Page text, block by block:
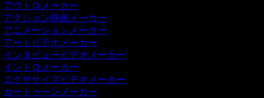
アウトロメーカー
アクション映画メーカー
アニメーションメーカー
アートビデオメーカー
インタビュービデオメーカー
イントロメーカー
エクササイズビデオメーカー
カートゥーンメーカー